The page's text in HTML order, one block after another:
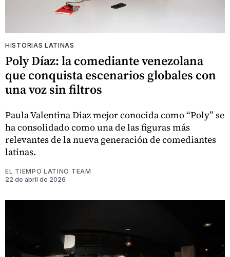
HISTORIAS LATINAS
Poly Díaz: la comediante venezolana
que conquista escenarios globales con
una voz sin filtros
Paula Valentina Diaz mejor conocida como “Poly” se
ha consolidado como una de las figuras más
relevantes de la nueva generación de comediantes
latinas.
EL TIEMPO LATINO TEAM
22 de abril de 2026